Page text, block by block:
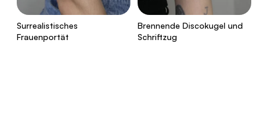
Surrealistisches
Frauenportät
Brennende Discokugel und
Schriftzug